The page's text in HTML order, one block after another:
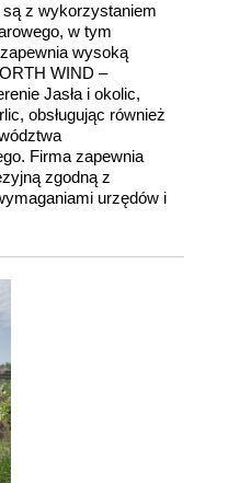
z wykorzystaniem
w tym
wysoką
WIND –
Jasła i okolic,
obsługując również
Firma zapewnia
zgodną z
urzędów i